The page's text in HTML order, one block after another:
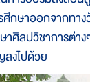
กษาออกจากทา
าศิลปวิชาการต่
งไปด้วย